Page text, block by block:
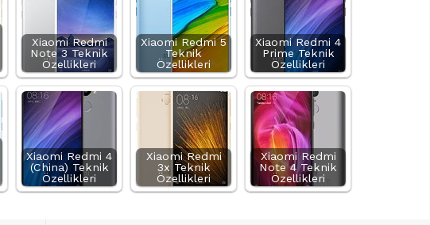
Xiaomi Redmi
Note 3 Teknik
Özellikleri
Xiaomi Redmi 5
Teknik
Özellikleri
Xiaomi Redmi 4
Prime Teknik
Özellikleri
Xiaomi Redmi 4
(China) Teknik
Özellikleri
Xiaomi Redmi
3x Teknik
Özellikleri
Xiaomi Redmi
Note 4 Teknik
Özellikleri
Google Pixel 10 Pro Teknik
Özellikleri
√ Temel Teknik Özellikleri √ Temel Teknik
Özellikler ve Detaylı Bilgileri. Ekran: 6.3 inç,
1280 x 2856 piksel, 120 Hz LTPO